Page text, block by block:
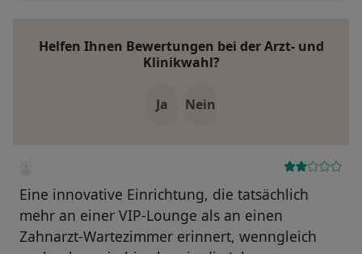
Helfen Ihnen Bewertungen bei der Arzt- und
Klinikwahl?
Ja Nein
Eine innovative Einrichtung, die tatsächlich
mehr an einer VIP-Lounge als an einen
Zahnarzt-Wartezimmer erinnert, wenngleich